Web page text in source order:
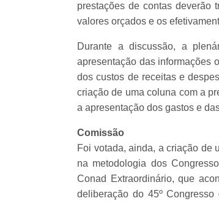
prestações de contas deverão
valores orçados e os
Durante a discussão, a
apresentação das informações
dos custos de receitas e
criação de uma coluna com a
a apresentação dos gastos e
Comissão
Foi votada, ainda, a criação de
na metodologia dos
Conad Extraordinário, que
deliberação do 45º